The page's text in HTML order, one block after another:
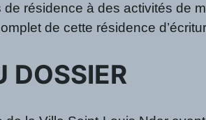
résidence à des activités de
de cette résidence
DOSSIER